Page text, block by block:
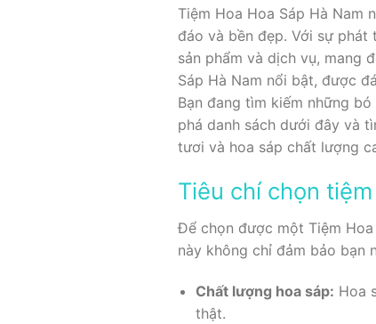
Tiệm Hoa Hoa Sáp Hà
đáo và bền đẹp. Với sự
sản phẩm và dịch vụ, mang
Sáp Hà Nam nổi bật, được
Bạn đang tìm kiếm những
phá danh sách dưới đây và
tươi và hoa sáp chất lượng
Tiêu chí chọn
Để chọn được một Tiệm
này không chỉ đảm bảo bạn
Chất lượng hoa sáp: Hoa
thật.